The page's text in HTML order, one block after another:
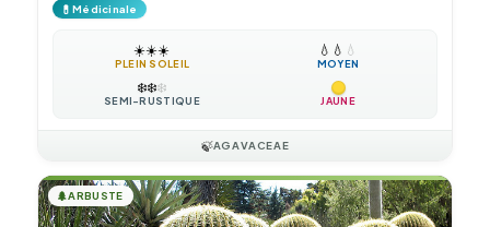
💊Médicinale
☀️☀️☀️
PLEIN SOLEIL
💧 💧 💧
MOYEN
❄️❄️❄️
SEMI-RUSTIQUE JAUNE
🍃AGAVACEAE
🌲ARBUSTE